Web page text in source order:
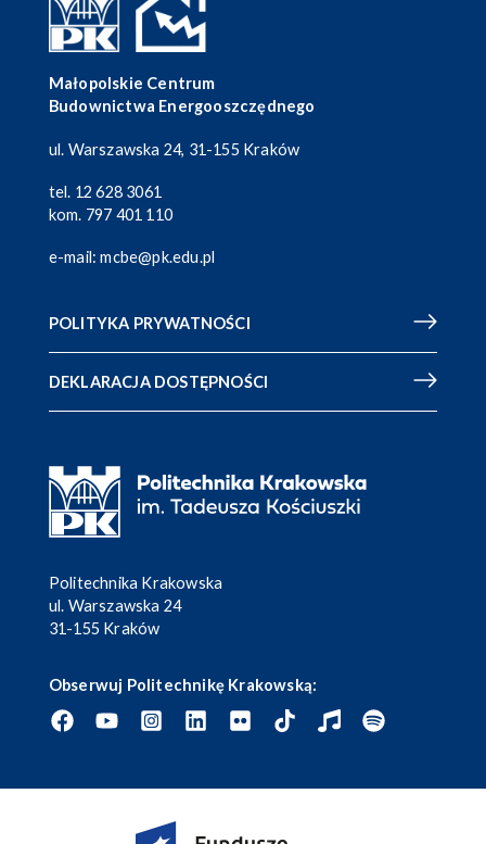
Małopolskie Centrum
Budownictwa Energooszczędnego
ul. Warszawska 24, 31-155 Kraków
tel. 12 628 3061
kom. 797 401 110
e-mail:mcbe@pk.edu.pl
POLITYKA PRYWATNOŚCI
DEKLARACJA DOSTĘPNOŚCI
Politechnika Krakowska
ul. Warszawska 24
31-155 Kraków
Obserwuj Politechnikę Krakowską: